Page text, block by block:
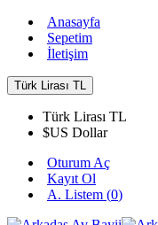
Anasayfa
Sepetim
İletişim
Türk Lirası TL
Türk Lirası TL
$US Dollar
Oturum Aç
Kayıt Ol
A. Listem (0)